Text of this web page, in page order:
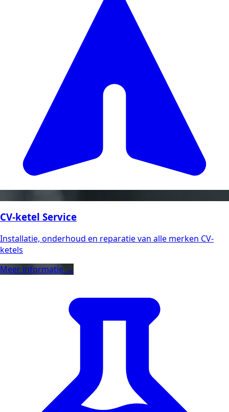
CV-ketel Service
Installatie, onderhoud en reparatie van alle merken CV-
ketels
Meer informatie →